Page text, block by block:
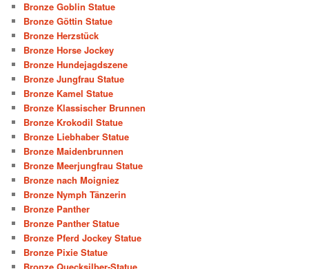
Bronze Goblin Statue
Bronze Göttin Statue
Bronze Herzstück
Bronze Horse Jockey
Bronze Hundejagdszene
Bronze Jungfrau Statue
Bronze Kamel Statue
Bronze Klassischer Brunnen
Bronze Krokodil Statue
Bronze Liebhaber Statue
Bronze Maidenbrunnen
Bronze Meerjungfrau Statue
Bronze nach Moigniez
Bronze Nymph Tänzerin
Bronze Panther
Bronze Panther Statue
Bronze Pferd Jockey Statue
Bronze Pixie Statue